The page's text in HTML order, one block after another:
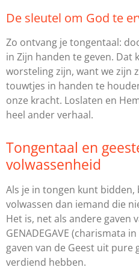
De sleutel om God te
Zo ontvang je tongentaal:
in Zijn handen te geven. Dat
worsteling zijn, want we zijn
touwtjes in handen te
onze kracht. Loslaten en
heel ander verhaal.
Tongentaal en
volwassenheid
Als je in tongen kunt
volwassen dan iemand die
Het is, net als andere gaven
GENADEGAVE (charismata
gaven van de Geest uit pure
verdiend hebben.